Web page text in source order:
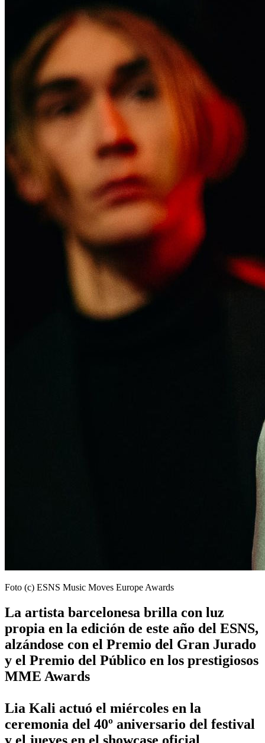
Foto (c) ESNS Music Moves Europe Awards
La artista barcelonesa brilla con luz
propia en la edición de este año del ESNS,
alzándose con el Premio del Gran Jurado
y el Premio del Público en los prestigiosos
MME Awards
Lia Kali actuó el miércoles en la
ceremonia del 40º aniversario del festival